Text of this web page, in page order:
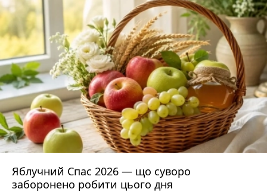
Яблучний Спас 2026 — що суворо
заборонено робити цього дня